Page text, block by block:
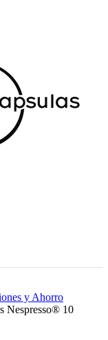
y Ahorro
Nespresso® 10